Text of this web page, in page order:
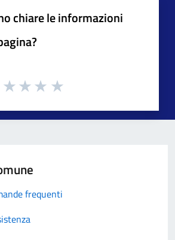
chiare le informazioni
frequenti